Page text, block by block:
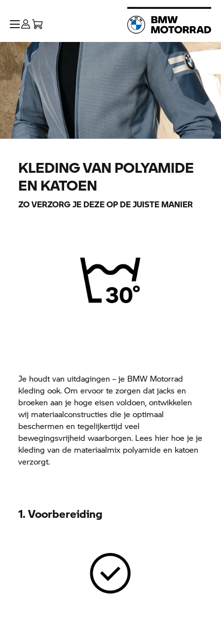
KLEDING VAN POLYAMIDE
EN KATOEN
ZO VERZORG JE DEZE OP DE JUISTE MANIER
Je houdt van uitdagingen – je BMW Motorrad
kleding ook. Om ervoor te zorgen dat jacks en
broeken aan je hoge eisen voldoen, ontwikkelen
wij materiaalconstructies die je optimaal
beschermen en tegelijkertijd veel
bewegingsvrijheid waarborgen. Lees hier hoe je je
kleding van de materiaalmix polyamide en katoen
verzorgt.
1. Voorbereiding